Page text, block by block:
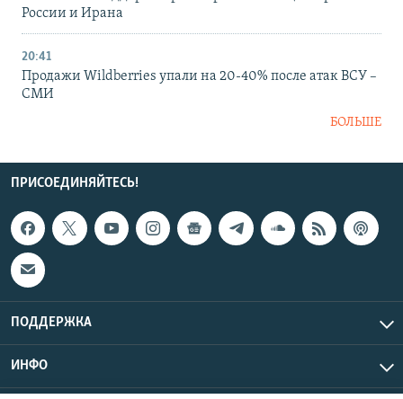
России и Ирана
20:41
Продажи Wildberries упали на 20-40% после атак ВСУ –
СМИ
БОЛЬШЕ
ПРИСОЕДИНЯЙТЕСЬ!
ПОДДЕРЖКА
ИНФО